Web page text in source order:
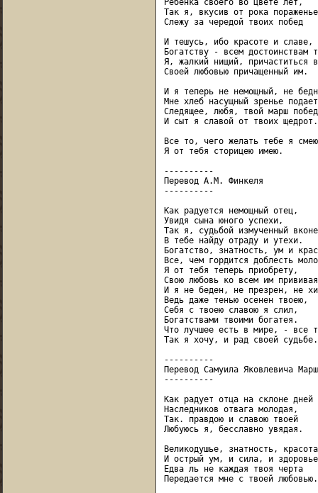
Ребенка своего во цвете лет,
Так я, вкусив от рока
Слежу за чередой твоих побед
И тешусь, ибо красоте и славе,
Богатству - всем достоинствам
Я, жалкий нищий, причаститься
Своей любовью причащенный им.
И я теперь не немощный, не
Мне хлеб насущный зренье
Следящее, любя, твой марш
И сыт я славой от твоих щедрот.
Все то, чего желать тебе я
Я от тебя сторицею имею.
----------
Перевод А.М. Финкеля
----------
Как радуется немощный отец,
Увидя сына юного успехи,
Так я, судьбой измученный
В тебе найду отраду и утехи.
Богатство, знатность, ум и
Все, чем гордится доблесть
Я от тебя теперь приобрету,
Свою любовь ко всем им
И я не беден, не презрен, не
Ведь даже тенью осенен твоею,
Себя с твоею славою я слил,
Богатствами твоими богатея.
Что лучшее есть в мире, - все
Так я хочу, и рад своей судьбе.
----------
Перевод Самуила Яковлевича
----------
Как радует отца на склоне дней
Наследников отвага молодая,
Так. правдою и славою твоей
Любуюсь я, бесславно увядая.
Великодушье, знатность,
И острый ум, и сила, и
Едва ль не каждая твоя черта
Передается мне с твоей любовью.